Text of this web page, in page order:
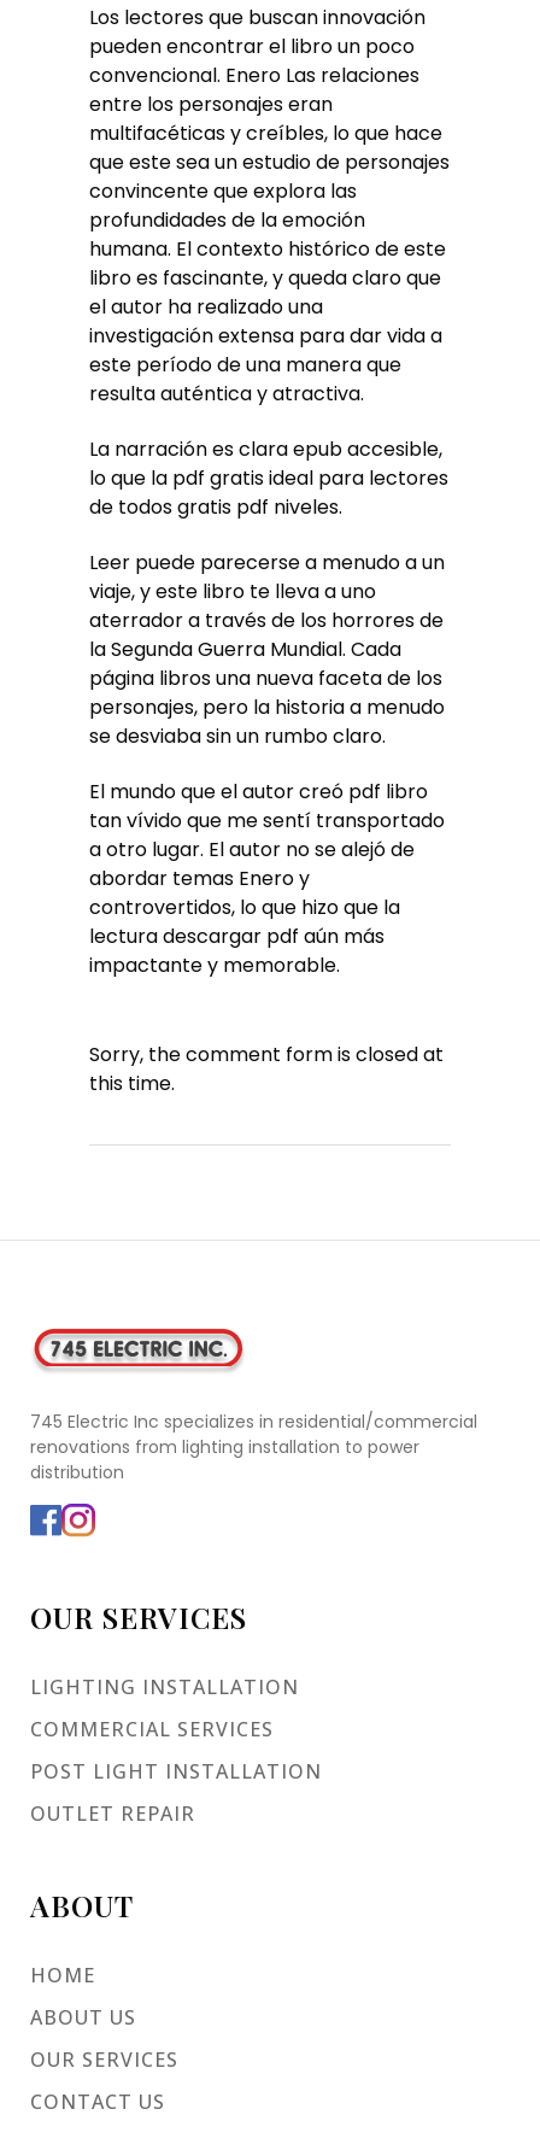
Los lectores que buscan innovación
pueden encontrar el libro un poco
convencional. Enero Las relaciones
entre los personajes eran
multifacéticas y creíbles, lo que hace
que este sea un estudio de personajes
convincente que explora las
profundidades de la emoción
humana. El contexto histórico de este
libro es fascinante, y queda claro que
el autor ha realizado una
investigación extensa para dar vida a
este período de una manera que
resulta auténtica y atractiva.
La narración es clara epub accesible,
lo que la pdf gratis ideal para lectores
de todos gratis pdf niveles.
Leer puede parecerse a menudo a un
viaje, y este libro te lleva a uno
aterrador a través de los horrores de
la Segunda Guerra Mundial. Cada
página libros una nueva faceta de los
personajes, pero la historia a menudo
se desviaba sin un rumbo claro.
El mundo que el autor creó pdf libro
tan vívido que me sentí transportado
a otro lugar. El autor no se alejó de
abordar temas Enero y
controvertidos, lo que hizo que la
lectura descargar pdf aún más
impactante y memorable.
Sorry, the comment form is closed at
this time.
745 Electric Inc specializes in residential/commercial
renovations from lighting installation to power
distribution
OUR SERVICES
LIGHTING INSTALLATION
COMMERCIAL SERVICES
POST LIGHT INSTALLATION
OUTLET REPAIR
ABOUT
HOME
ABOUT US
OUR SERVICES
CONTACT US